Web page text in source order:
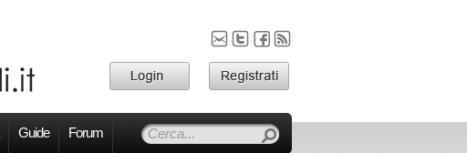
Guide Forum